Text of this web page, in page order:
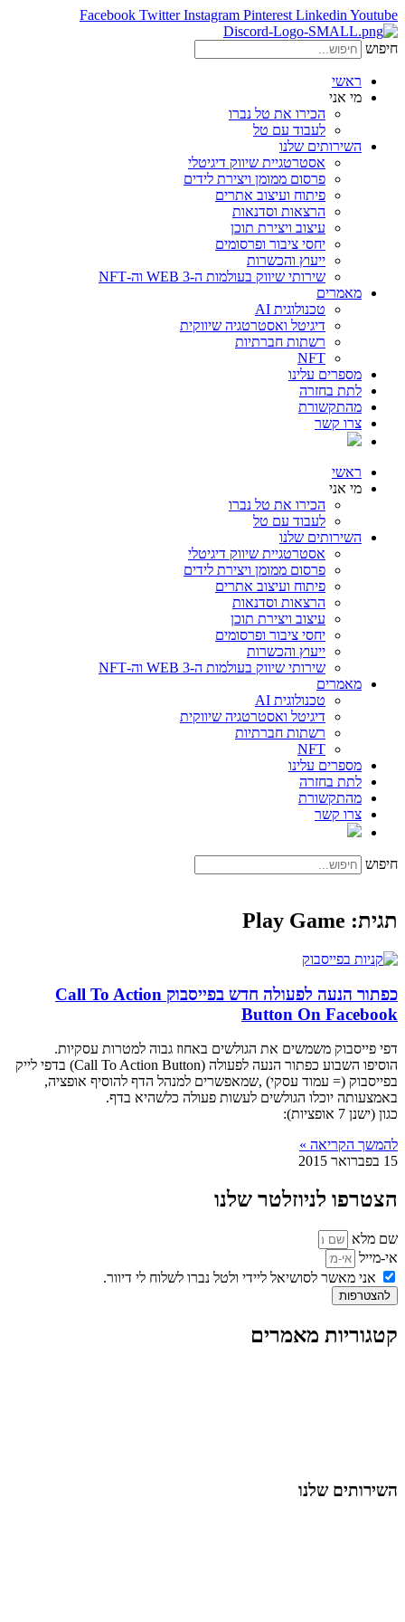
Facebook Twitter Instagram Pinterest Linkedin Youtube
חיפוש
ראשי
מי אני
הכירו את טל נברו
לעבוד עם טל
השירותים שלנו
אסטרטגיית שיווק דיגיטלי
פרסום ממומן ויצירת לידים
פיתוח ועיצוב אתרים
הרצאות וסדנאות
עיצוב ויצירת תוכן
יחסי ציבור ופרסומים
ייעוץ והכשרות
שירותי שיווק בעולמות ה-WEB 3 וה-NFT
מאמרים
טכנולוגית AI
דיגיטל ואסטרטגיה שיווקית
רשתות חברתיות
NFT
מספרים עלינו
לתת בחזרה
מהתקשורת
צרו קשר
ראשי
מי אני
הכירו את טל נברו
לעבוד עם טל
השירותים שלנו
אסטרטגיית שיווק דיגיטלי
פרסום ממומן ויצירת לידים
פיתוח ועיצוב אתרים
הרצאות וסדנאות
עיצוב ויצירת תוכן
יחסי ציבור ופרסומים
ייעוץ והכשרות
שירותי שיווק בעולמות ה-WEB 3 וה-NFT
מאמרים
טכנולוגית AI
דיגיטל ואסטרטגיה שיווקית
רשתות חברתיות
NFT
מספרים עלינו
לתת בחזרה
מהתקשורת
צרו קשר
חיפוש
תגית: Play Game
כפתור הנעה לפעולה חדש בפייסבוק Call To Action
Button On Facebook
דפי פייסבוק משמשים את הגולשים באחוז גבוה למטרות עסקיות.
הוסיפו השבוע כפתור הנעה לפעולה (Call To Action Button) בדפי לייק
בפייסבוק (= עמוד עסקי) ,שמאפשרים למנהל הדף להוסיף אופציה,
באמצעותה יוכלו הגולשים לעשות פעולה כלשהיא בדף.
כגון (ישנן 7 אופציות):
להמשך הקריאה »
15 בפברואר 2015
הצטרפו לניוזלטר שלנו
שם מלא
אי-מייל
אני מאשר לסושיאל ליידי ולטל נברו לשלוח לי דיוור.
להצטרפות
קטגוריות מאמרים
השירותים שלנו